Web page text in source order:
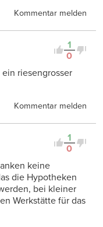
Kommentar melden
1
0
riesengrosser
Kommentar melden
1
0
keine
die Hypotheken
bei kleiner
Werkstätte für das